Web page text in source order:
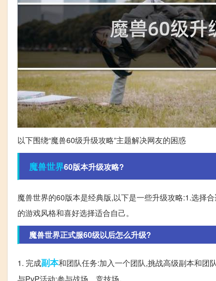
以下围绕“魔兽60级升级攻略”主题解决网友的困惑
魔兽世界60版本升级攻略?
魔兽世界的60版本是经典版,以下是一些升级攻略:1.选择
的游戏风格和喜好选择适合自己。
魔兽世界正式服60级以后怎么升级?
1. 完成副本和团队任务:加入一个团队,挑战高级副本和团